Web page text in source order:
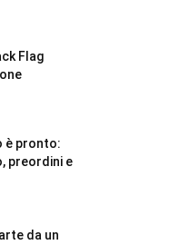
Flag
è pronto:
preordini e
da un